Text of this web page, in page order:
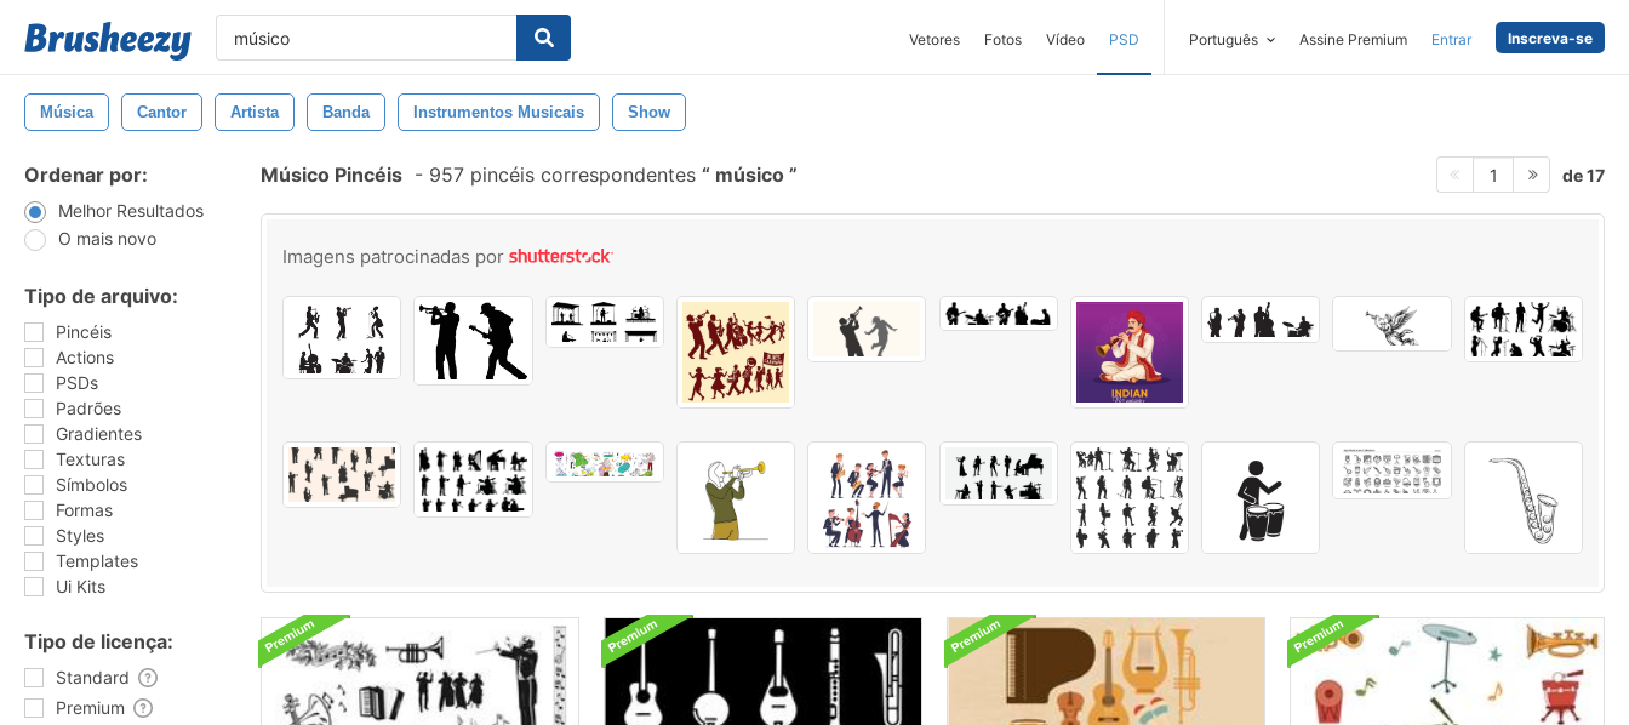
Vetores Fotos Vídeo PSD Português Assine Premium Entrar Inscreva-se
Música Cantor Artista Banda Instrumentos Musicais Show
Ordenar por:
Melhor Resultados
O mais novo
Tipo de arquivo:
Pincéis
Actions
PSDs
Padrões
Gradientes
Texturas
Símbolos
Formas
Styles
Templates
Ui Kits
Tipo de licença:
Standard
Premium
Músico Pincéis - 957 pincéis correspondentes músico 1 de 17
Imagens patrocinadas por